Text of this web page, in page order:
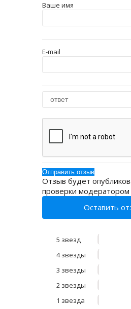
Ваше имя
E-mail
Отзыв будет
проверки модератором
Оставить
5 звезд
4 звезды
3 звезды
2 звезды
1 звезда